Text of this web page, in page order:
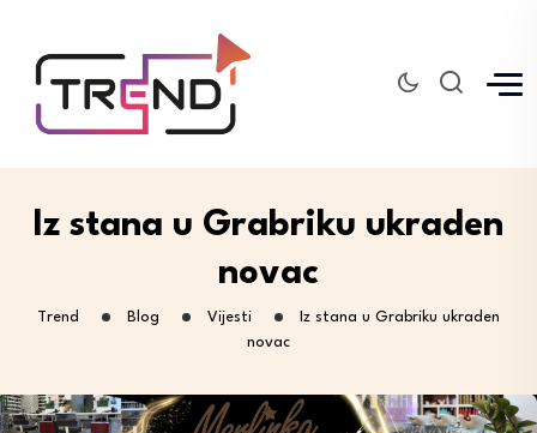
Iz stana u Grabriku ukraden
novac
Trend Blog Vijesti
Iz stana u Grabriku ukraden
novac